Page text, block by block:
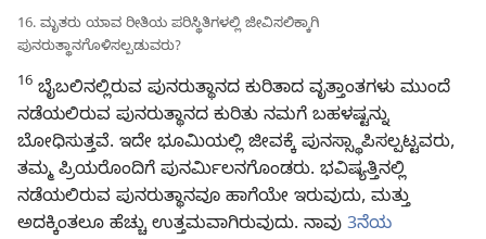
16. ಮೃತರು ಯಾವ ರೀತಿಯ ಪರಿಸ್ಥಿತಿಗಳಲ್ಲಿ ಜೀವಿಸಲಿಕ್ಕಾಗಿ
ಪುನರುತ್ಥಾನಗೊಳಿಸಲ್ಪಡುವರು?
16 ಬೈಬಲಿನಲ್ಲಿರುವ ಪುನರುತ್ಥಾನದ ಕುರಿತಾದ ವೃತ್ತಾಂತಗಳು ಮುಂದೆ
ನಡೆಯಲಿರುವ ಪುನರುತ್ಥಾನದ ಕುರಿತು ನಮಗೆ ಬಹಳಷ್ಟನ್ನು
ಬೋಧಿಸುತ್ತವೆ. ಇದೇ ಭೂಮಿಯಲ್ಲಿ ಜೀವಕ್ಕೆ ಪುನಸ್ಸ್ಥಾಪಿಸಲ್ಪಟ್ಟವರು,
ತಮ್ಮ ಪ್ರಿಯರೊಂದಿಗೆ ಪುನರ್ಮಿಲನಗೊಂಡರು. ಭವಿಷ್ಯತ್ತಿನಲ್ಲಿ
ನಡೆಯಲಿರುವ ಪುನರುತ್ಥಾನವೂ ಹಾಗೆಯೇ ಇರುವುದು, ಮತ್ತು
ಅದಕ್ಕಿಂತಲೂ ಹೆಚ್ಚು ಉತ್ತಮವಾಗಿರುವುದು. ನಾವು 3ನೆಯ